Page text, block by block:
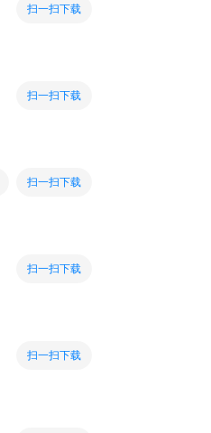
扫一扫下载
扫一扫下载
扫一扫下载
扫一扫下载
扫一扫下载